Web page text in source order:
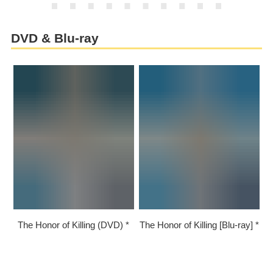
DVD & Blu-ray
The Honor of Killing (DVD) The Honor of Killing [Blu-ray]